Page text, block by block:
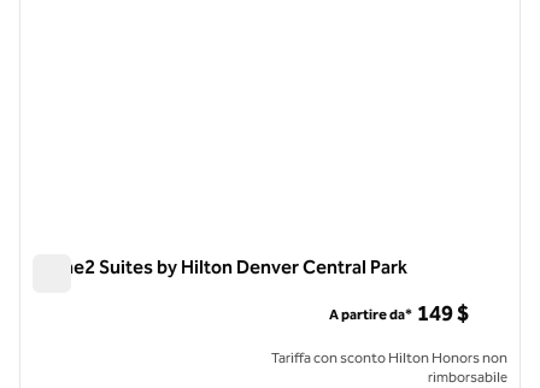
Home2 Suites by Hilton Denver Central Park
A partire da* 149 $
Tariffa con sconto Hilton Honors non
rimborsabile